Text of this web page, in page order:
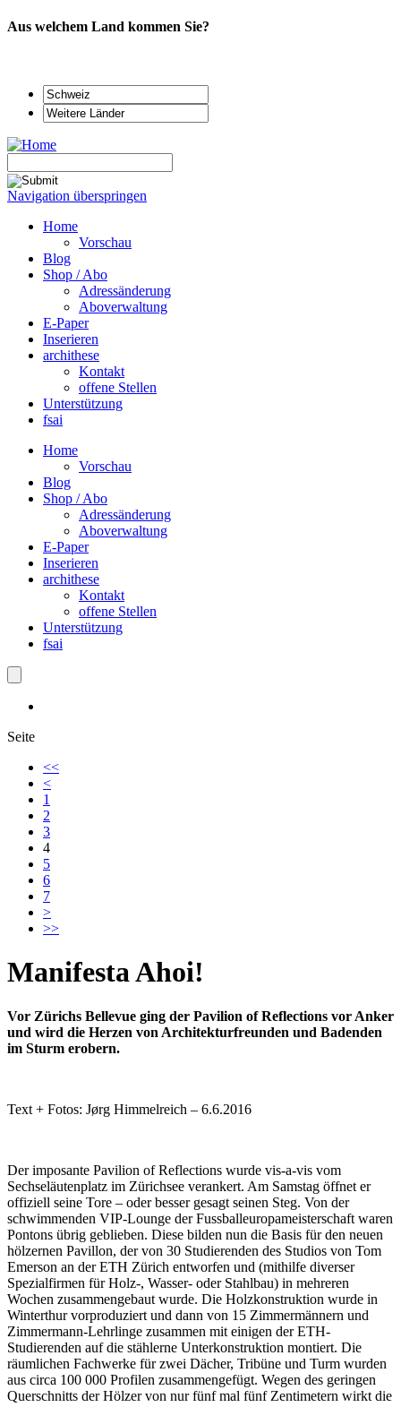
Aus welchem Land kommen Sie?
Navigation überspringen
Home
Vorschau
Blog
Shop / Abo
Adressänderung
Aboverwaltung
E-Paper
Inserieren
archithese
Kontakt
offene Stellen
Unterstützung
fsai
Home
Vorschau
Blog
Shop / Abo
Adressänderung
Aboverwaltung
E-Paper
Inserieren
archithese
Kontakt
offene Stellen
Unterstützung
fsai
Seite
<<
<
1
2
3
4
5
6
7
>
>>
Manifesta Ahoi!
Vor Zürichs Bellevue ging der Pavilion of Reflections vor Anker
und wird die Herzen von Architekturfreunden und Badenden
im Sturm erobern.
Text + Fotos: Jørg Himmelreich – 6.6.2016
Der imposante Pavilion of Reflections wurde vis-a-vis vom
Sechseläutenplatz im Zürichsee verankert. Am Samstag öffnet er
offiziell seine Tore – oder besser gesagt seinen Steg. Von der
schwimmenden VIP-Lounge der Fussballeuropameisterschaft waren
Pontons übrig geblieben. Diese bilden nun die Basis für den neuen
hölzernen Pavillon, der von 30 Studierenden des Studios von Tom
Emerson an der ETH Zürich entworfen und (mithilfe diverser
Spezialfirmen für Holz-, Wasser- oder Stahlbau) in mehreren
Wochen zusammengebaut wurde. Die Holzkonstruktion wurde in
Winterthur vorproduziert und dann von 15 Zimmermännern und
Zimmermann-Lehrlinge zusammen mit einigen der ETH-
Studierenden auf die stählerne Unterkonstruktion montiert. Die
räumlichen Fachwerke für zwei Dächer, Tribüne und Turm wurden
aus circa 100 000 Profilen zusammengefügt. Wegen des geringen
Querschnitts der Hölzer von nur fünf mal fünf Zentimetern wirkt die